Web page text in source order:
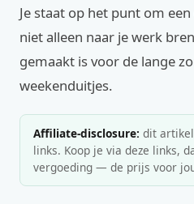
Je staat op het punt om
niet alleen naar je werk
gemaakt is voor de lange
weekenduitjes.
Affiliate-disclosure: dit
links. Koop je via deze links,
vergoeding — de prijs voor